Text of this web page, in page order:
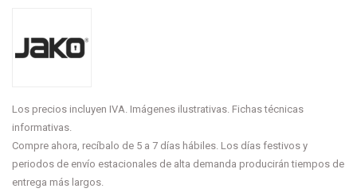
Los precios incluyen IVA. Imágenes ilustrativas. Fichas técnicas
informativas.
Compre ahora, recíbalo de 5 a 7 días hábiles. Los días festivos y
periodos de envío estacionales de alta demanda producirán tiempos de
entrega más largos.